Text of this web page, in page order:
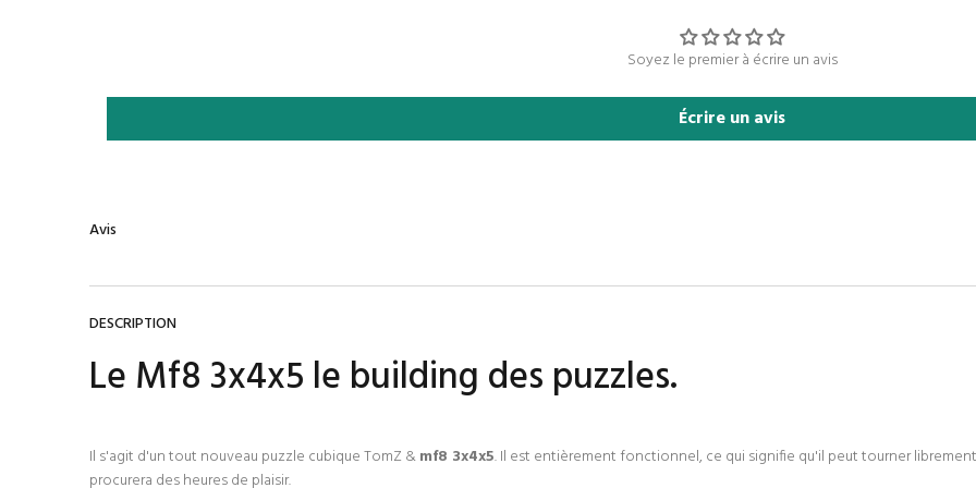
Soyez le premier à écrire un avis
Écrire un avis
Avis
DESCRIPTION
Le Mf8 3x4x5 le building des puzzles.
Il s'agit d'un tout nouveau puzzle cubique TomZ &mf8 3x4x5. Il est entièrement fonctionnel, ce qui signifie qu'il peut tourner
procurera des heures de plaisir.